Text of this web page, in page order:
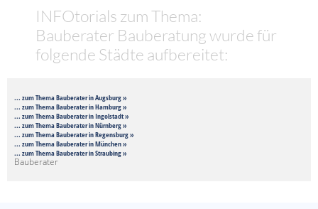
INFOtorials zum Thema:
Bauberater Bauberatung wurde für
folgende Städte aufbereitet:
... zum Thema Bauberater in Augsburg »
... zum Thema Bauberater in Hamburg »
... zum Thema Bauberater in Ingolstadt »
... zum Thema Bauberater in Nürnberg »
... zum Thema Bauberater in Regensburg »
... zum Thema Bauberater in München »
... zum Thema Bauberater in Straubing »
Bauberater